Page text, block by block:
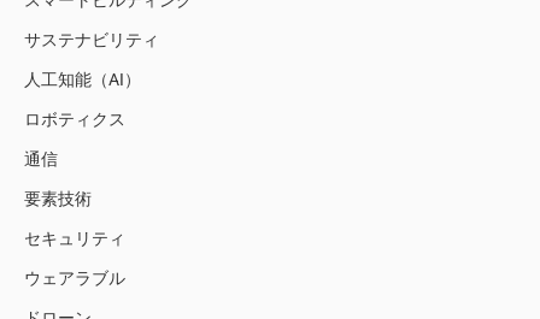
サステナビリティ
人工知能（AI）
ロボティクス
通信
要素技術
セキュリティ
ウェアラブル